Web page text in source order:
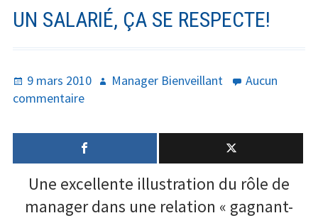
Vidéo
Communicati
Créativité
UN SALARIÉ, ÇA SE RESPECTE!
Publié
le
9 mars 2010 Auteur
Manager Bienveillant
Aucun
commentairesur
salarié,
ça
se
respecte!
Une excellente illustration du rôle de
manager dans une relation « gagnant-